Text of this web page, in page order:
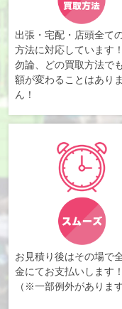
出張・宅配・店頭全て
方法に対応しています！
勿論、どの買取方法で
額が変わることはあり
ん！
お見積り後はその場で
金にてお支払いします！
（※一部例外があります